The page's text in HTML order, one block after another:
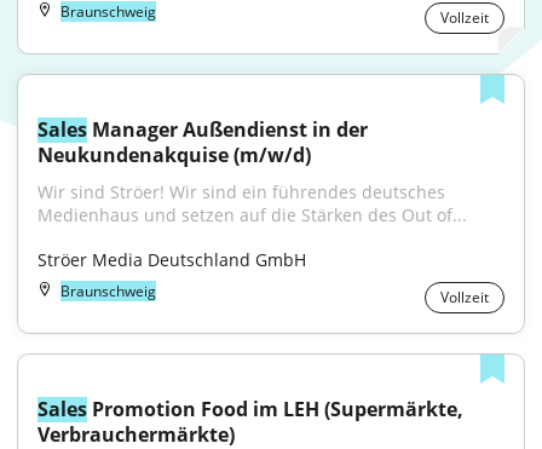
Braunschweig Vollzeit
Sales Manager Außendienst in der
Neukundenakquise (m/w/d)
Wir sind Ströer! Wir sind ein führendes deutsches
Medienhaus und setzen auf die Stärken des Out of...
Ströer Media Deutschland GmbH
Braunschweig Vollzeit
Sales Promotion Food im LEH (Supermärkte,
Verbrauchermärkte)